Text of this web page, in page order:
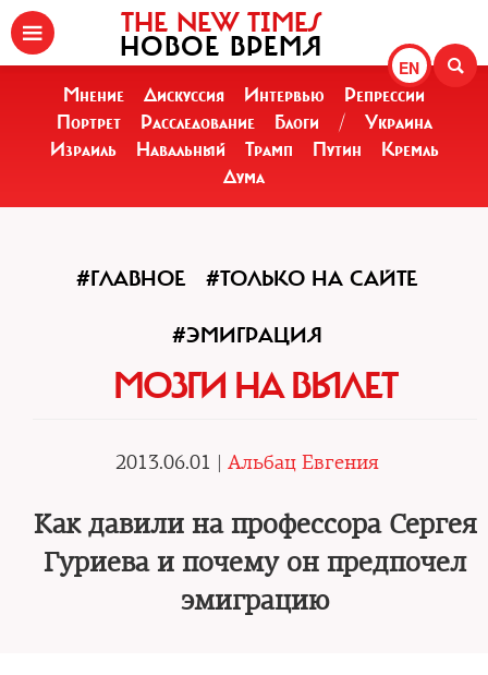
EN
THE NEW TIMES
НОВОЕ ВРЕМЯ
Мнение Дискуссия Интервью
Репрессии
Портрет
Расследование Блоги /
Украина
Израиль
Навальный Трамп Путин
Кремль
Дума
#ГЛАВНОЕ #ТОЛЬКО НА САЙТЕ
#ЭМИГРАЦИЯ
МОЗГИ НА ВЫЛЕТ
2013.06.01 | Альбац Евгения
Как давили на профессора Сергея
Гуриева и почему он предпочел
эмиграцию